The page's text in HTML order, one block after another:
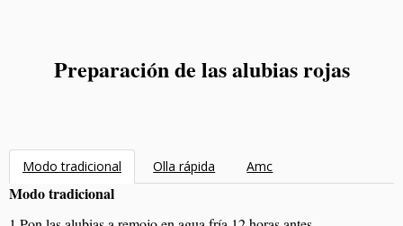
Preparación de las alubias rojas
Modo tradicional Olla rápida Amc
Modo tradicional